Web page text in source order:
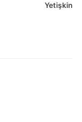
Yetişkin